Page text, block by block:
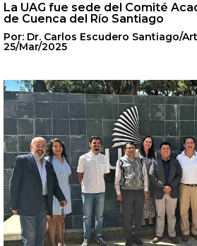
La UAG fue sede del Comité
de Cuenca del Río Santiago
Por: Dr. Carlos Escudero Santiago/
25/Mar/2025